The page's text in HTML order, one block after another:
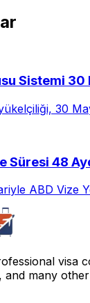
Sistemi
30
Süresi 48
ABD Vize
visa
and many